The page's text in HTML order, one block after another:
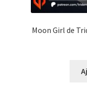
Moon Girl de